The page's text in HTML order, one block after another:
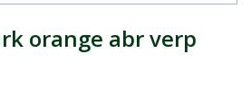
orange abr verp